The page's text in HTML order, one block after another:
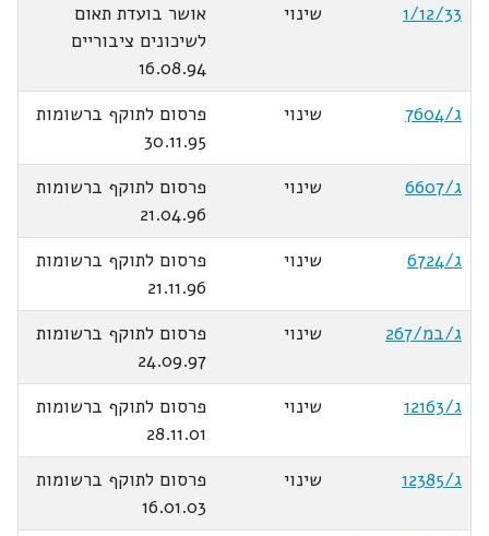
1/12/33
שינוי
אושר בועדת תאום
לשיכונים ציבוריים
16.08.94
ג/7604
שינוי
פרסום לתוקף ברשומות
30.11.95
ג/6607
שינוי
פרסום לתוקף ברשומות
21.04.96
ג/6724
שינוי
פרסום לתוקף ברשומות
21.11.96
ג/במ/267
שינוי
פרסום לתוקף ברשומות
24.09.97
ג/12163
שינוי
פרסום לתוקף ברשומות
28.11.01
ג/12385
שינוי
פרסום לתוקף ברשומות
16.01.03